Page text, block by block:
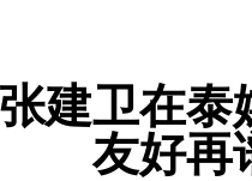
建卫在
友好再